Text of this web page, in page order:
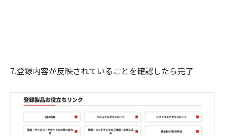
7.登録内容が反映されていることを確認したら完了